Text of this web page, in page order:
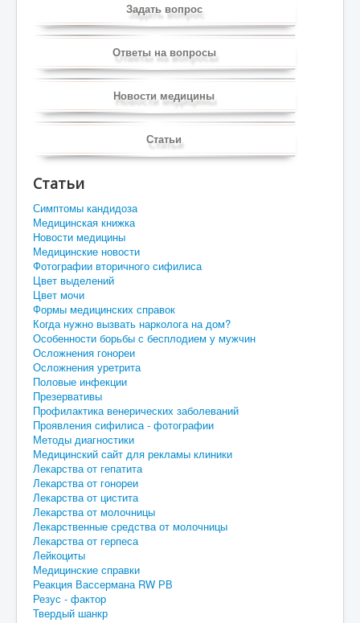
Задать вопрос
Ответы на вопросы
Новости медицины
Статьи
Статьи
Симптомы кандидоза
Медицинская книжка
Новости медицины
Медицинские новости
Фотографии вторичного сифилиса
Цвет выделений
Цвет мочи
Формы медицинских справок
Когда нужно вызвать нарколога на дом?
Особенности борьбы с бесплодием у мужчин
Осложнения гонореи
Осложнения уретрита
Половые инфекции
Презервативы
Профилактика венерических заболеваний
Проявления сифилиса - фотографии
Методы диагностики
Медицинский сайт для рекламы клиники
Лекарства от гепатита
Лекарства от гонореи
Лекарства от цистита
Лекарства от молочницы
Лекарственные средства от молочницы
Лекарства от герпеса
Лейкоциты
Медицинские справки
Реакция Вассермана RW РВ
Резус - фактор
Твердый шанкр